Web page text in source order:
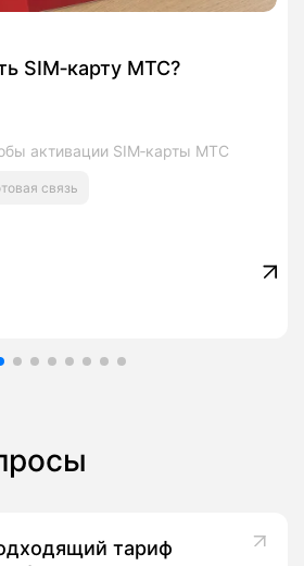
SIM‑карту МТС?
активации SIM‑карты МТС
связь
тариф